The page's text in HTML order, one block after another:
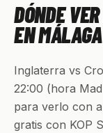
DÓNDE
EN MÁLAGA
Inglaterra vs
22:00 (hora
para verlo con
gratis con KOP